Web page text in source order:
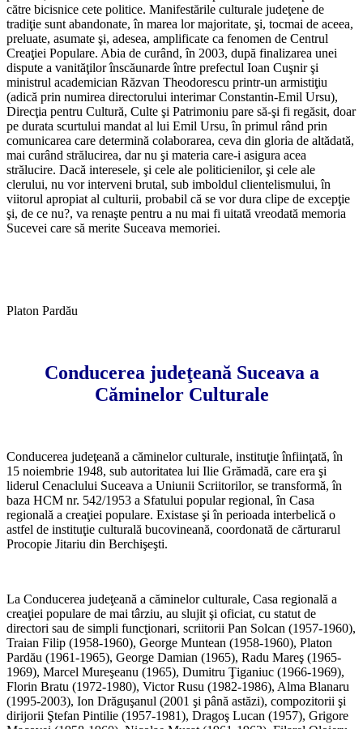
către bicisnice cete politice. Manifestările culturale judeţene de
tradiţie sunt abandonate, în marea lor majoritate, şi, tocmai de aceea,
preluate, asumate şi, adesea, amplificate ca fenomen de Centrul
Creaţiei Populare. Abia de curând, în 2003, după finalizarea unei
dispute a vanităţilor înscăunarde între prefectul Ioan Cuşnir şi
ministrul academician Răzvan Theodorescu printr-un armistiţiu
(adică prin numirea directorului interimar Constantin-Emil Ursu),
Direcţia pentru Cultură, Culte şi Patrimoniu pare să-şi fi regăsit, doar
pe durata scurtului mandat al lui Emil Ursu, în primul rând prin
comunicarea care determină colaborarea, ceva din gloria de altădată,
mai curând strălucirea, dar nu şi materia care-i asigura acea
strălucire. Dacă interesele, şi cele ale politicienilor, şi cele ale
clerului, nu vor interveni brutal, sub imboldul clientelismului, în
viitorul apropiat al culturii, probabil că se vor dura clipe de excepţie
şi, de ce nu?, va renaşte pentru a nu mai fi uitată vreodată memoria
Sucevei care să merite Suceava memoriei.
Platon Pardău
Conducerea judeţeană Suceava a
Căminelor Culturale
Conducerea judeţeană a căminelor culturale, instituţie înfiinţată, în
15 noiembrie 1948, sub autoritatea lui Ilie Grămadă, care era şi
liderul Cenaclului Suceava a Uniunii Scriitorilor, se transformă, în
baza HCM nr. 542/1953 a Sfatului popular regional, în Casa
regională a creaţiei populare. Existase şi în perioada interbelică o
astfel de instituţie culturală bucovineană, coordonată de cărturarul
Procopie Jitariu din Berchişeşti.
La Conducerea judeţeană a căminelor culturale, Casa regională a
creaţiei populare de mai târziu, au slujit şi oficiat, cu statut de
directori sau de simpli funcţionari, scriitorii Pan Solcan (1957-1960),
Traian Filip (1958-1960), George Muntean (1958-1960), Platon
Pardău (1961-1965), George Damian (1965), Radu Mareş (1965-
1969), Marcel Mureşeanu (1965), Dumitru Ţiganiuc (1966-1969),
Florin Bratu (1972-1980), Vic­tor Rusu (1982-1986), Alma Blanaru
(1995-2003), Ion Drăguşanul (2001 şi până astăzi), compozitorii şi
dirijorii Ştefan Pintilie (1957-1981), Dragoş Lucan (1957), Grigore